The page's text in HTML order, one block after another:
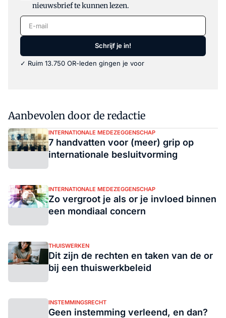
nieuwsbrief te kunnen lezen.
E-mail
Schrijf je in!
✓ Ruim 13.750 OR-leden gingen je voor
Aanbevolen door de redactie
INTERNATIONALE MEDEZEGGENSCHAP
7 handvatten voor (meer) grip op
internationale besluitvorming
INTERNATIONALE MEDEZEGGENSCHAP
Zo vergroot je als or je invloed binnen
een mondiaal concern
THUISWERKEN
Dit zijn de rechten en taken van de or
bij een thuiswerkbeleid
INSTEMMINGSRECHT
Geen instemming verleend, en dan?